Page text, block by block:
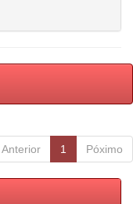
Anterior 1 Póximo